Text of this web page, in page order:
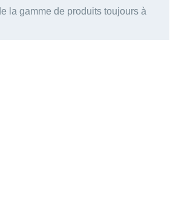
la gamme de produits toujours à